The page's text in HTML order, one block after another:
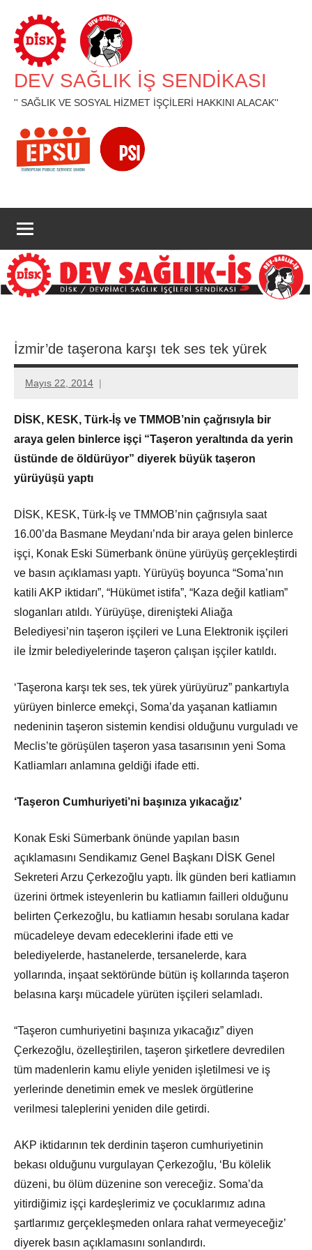
geç
DEV SAĞLIK İŞ SENDİKASI
'' SAĞLIK VE SOSYAL HİZMET İŞÇİLERİ HAKKINI ALACAK''
İzmir’de taşerona karşı tek ses tek yürek
Mayıs 22, 2014
Aksu
DİSK, KESK, Türk-İş ve TMMOB’nin çağrısıyla bir
araya gelen binlerce işçi “Taşeron yeraltında da yerin
üstünde de öldürüyor” diyerek büyük taşeron
yürüyüşü yaptı
DİSK, KESK, Türk-İş ve TMMOB’nin çağrısıyla saat
16.00’da Basmane Meydanı’nda bir araya gelen binlerce
işçi, Konak Eski Sümerbank önüne yürüyüş gerçekleştirdi
ve basın açıklaması yaptı. Yürüyüş boyunca “Soma’nın
katili AKP iktidarı”, “Hükümet istifa”, “Kaza değil katliam”
sloganları atıldı. Yürüyüşe, direnişteki Aliağa
Belediyesi’nin taşeron işçileri ve Luna Elektronik işçileri
ile İzmir belediyelerinde taşeron çalışan işçiler katıldı.
‘Taşerona karşı tek ses, tek yürek yürüyüruz” pankartıyla
yürüyen binlerce emekçi, Soma’da yaşanan katliamın
nedeninin taşeron sistemin kendisi olduğunu vurguladı ve
Meclis’te görüşülen taşeron yasa tasarısının yeni Soma
Katliamları anlamına geldiği ifade etti.
‘Taşeron Cumhuriyeti’ni başınıza yıkacağız’
Konak Eski Sümerbank önünde yapılan basın
açıklamasını Sendikamız Genel Başkanı DİSK Genel
Sekreteri Arzu Çerkezoğlu yaptı. İlk günden beri katliamın
üzerini örtmek isteyenlerin bu katliamın failleri olduğunu
belirten Çerkezoğlu, bu katliamın hesabı sorulana kadar
mücadeleye devam edeceklerini ifade etti ve
belediyelerde, hastanelerde, tersanelerde, kara
yollarında, inşaat sektöründe bütün iş kollarında taşeron
belasına karşı mücadele yürüten işçileri selamladı.
“Taşeron cumhuriyetini başınıza yıkacağız” diyen
Çerkezoğlu, özelleştirilen, taşeron şirketlere devredilen
tüm madenlerin kamu eliyle yeniden işletilmesi ve iş
yerlerinde denetimin emek ve meslek örgütlerine
verilmesi taleplerini yeniden dile getirdi.
AKP iktidarının tek derdinin taşeron cumhuriyetinin
bekası olduğunu vurgulayan Çerkezoğlu, ‘Bu kölelik
düzeni, bu ölüm düzenine son vereceğiz. Soma’da
yitirdiğimiz işçi kardeşlerimiz ve çocuklarımız adına
şartlarımız gerçekleşmeden onlara rahat vermeyeceğiz’
diyerek basın açıklamasını sonlandırdı.